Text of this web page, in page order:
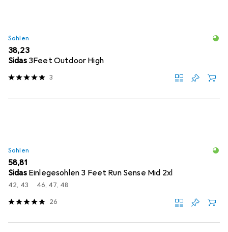
Sohlen
EUR
38,23
Sidas 3Feet Outdoor High
3
Sohlen
EUR
58,81
Sidas Einlegesohlen 3 Feet Run Sense Mid 2xl
42, 43 46, 47, 48
26